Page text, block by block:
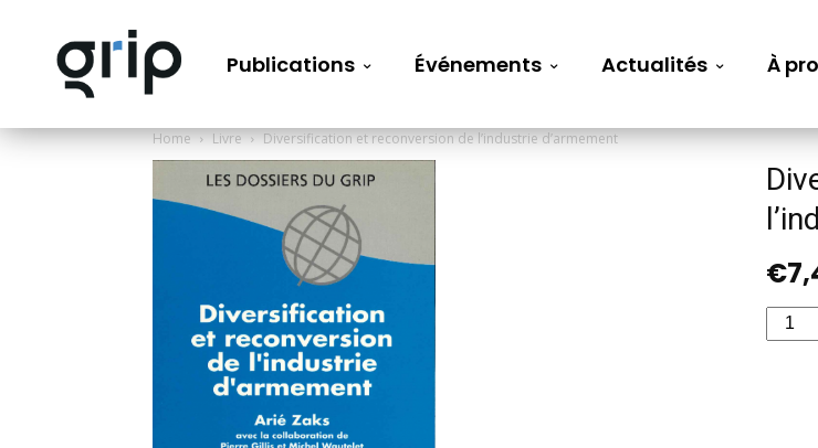
Publications Événements Actualités À
Home Livre Diversification et reconversion de l’industrie d’armement
€
quantité
de